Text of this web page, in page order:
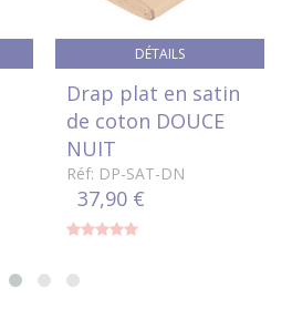
DÉTAILS
Drap plat en satin
de coton DOUCE
NUIT
Réf: DP-SAT-DN
37,90 €